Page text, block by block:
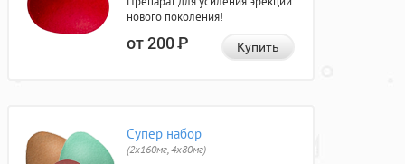
нового поколения!
от 200Р Купить
Супер набор
(2х160мг, 4х80мг)